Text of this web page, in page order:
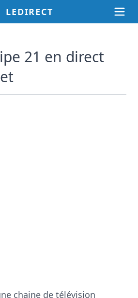
LEDIRECT
21 en direct
chaine de télévision